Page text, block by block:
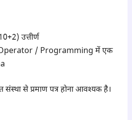
उत्तीर्ण
/ Programming में एक
संस्था से प्रमाण पत्र होना आवश्यक है।